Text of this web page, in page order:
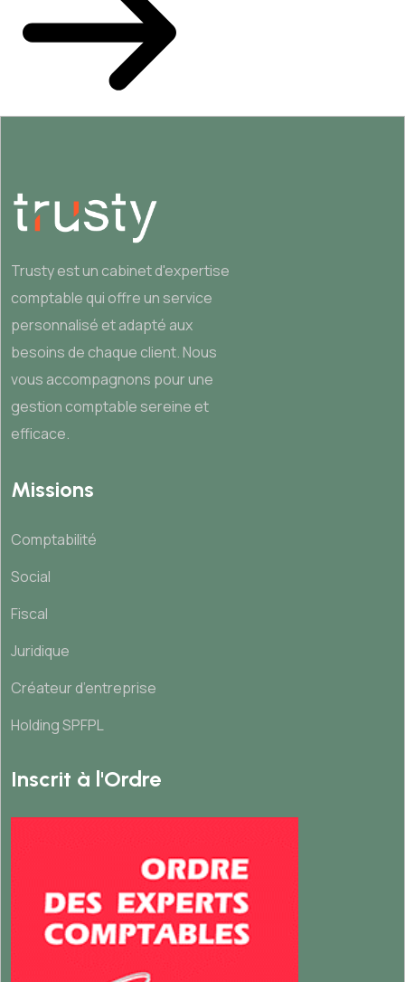
Trusty est un cabinet d'expertise
comptable qui offre un service
personnalisé et adapté aux
besoins de chaque client. Nous
vous accompagnons pour une
gestion comptable sereine et
efficace.
Missions
Comptabilité
Social
Fiscal
Juridique
Créateur d’entreprise
Holding SPFPL
Inscrit à l'Ordre